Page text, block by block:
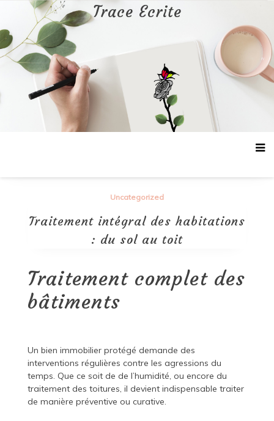
contenu
Trace Ecrite
Uncategorized
Traitement intégral des habitations
: du sol au toit
Traitement complet des
bâtiments
Un bien immobilier protégé demande des
interventions régulières contre les agressions du
temps. Que ce soit de de l’humidité, ou encore du
traitement des toitures, il devient indispensable traiter
de manière préventive ou curative.